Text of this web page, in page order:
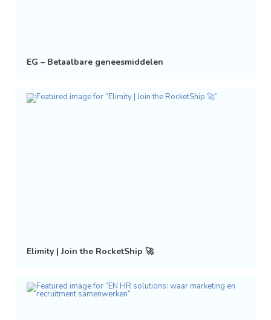
EG – Betaalbare geneesmiddelen
Elimity | Join the RocketShip 🚀